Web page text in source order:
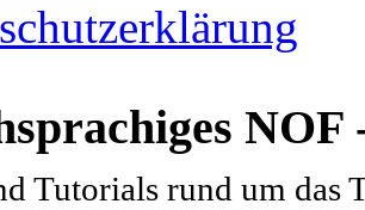
NOF
Tutorials rund um das